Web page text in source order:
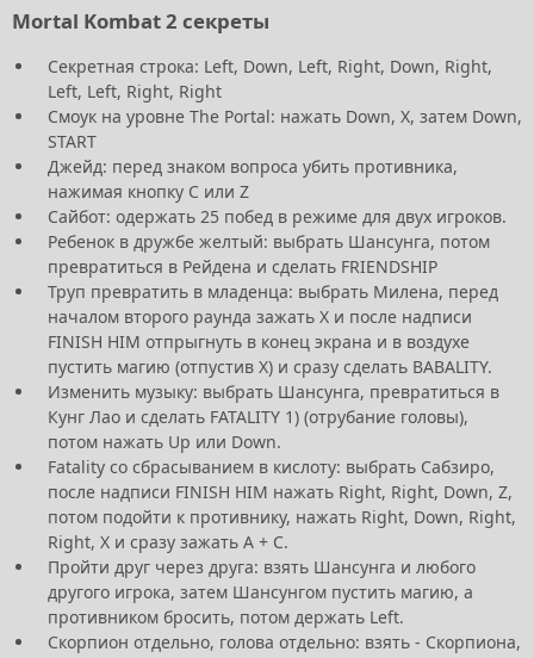
Mortal Kombat 2 секреты
Секретная строка: Left, Down, Left, Right, Down, Right,
Left, Left, Right, Right
Смоук на уровне The Portal: нажать Down, Х, затем Down,
START
Джейд: перед знаком вопроса убить противника,
нажимая кнопку С или Z
Сайбот: одержать 25 побед в режиме для двух игроков.
Ребенок в дружбе желтый: выбрать Шансунга, потом
превратиться в Рейдена и сделать FRIENDSHIP
Труп превратить в младенца: выбрать Милена, перед
началом второго раунда зажать X и после надписи
FINISH HIM отпрыгнуть в конец экрана и в воздухе
пустить магию (отпустив X) и сразу сделать BABALITY.
Изменить музыку: выбрать Шансунга, превратиться в
Кунг Лао и сделать FATALITY 1) (отрубание головы),
потом нажать Up или Down.
Fatality co сбрасыванием в кислоту: выбрать Сабзиро,
после надписи FINISH HIM нажать Right, Right, Down, Z,
потом подойти к противнику, нажать Right, Down, Right,
Right, X и сразу зажать А + С.
Пройти друг через друга: взять Шансунга и любого
другого игрока, затем Шансунгом пустить магию, а
противником бросить, потом держать Left.
Скорпион отдельно, голова отдельно: взять - Скорпиона,